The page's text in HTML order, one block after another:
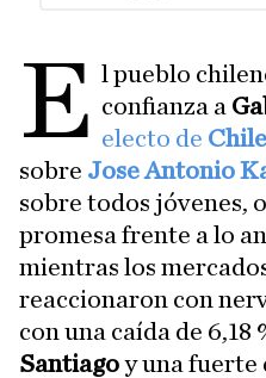
E l pueblo
confianza a
electo de Chile
sobre Jose Antonio
sobre todos jóvenes,
promesa frente a lo
mientras los
reaccionaron con
con una caída de 6,18
Santiagoy una fuerte